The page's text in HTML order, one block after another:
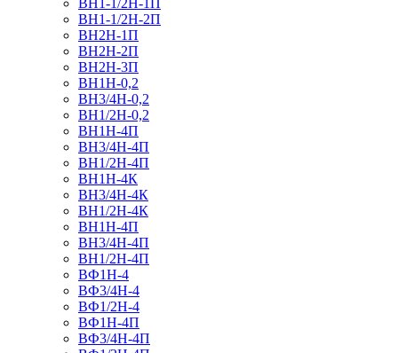
ВН1-1/2Н-2П
ВН2Н-1П
ВН2Н-2П
ВН2Н-3П
ВН1Н-0,2
ВН3/4Н-0,2
ВН1/2Н-0,2
ВН1Н-4П
ВН3/4Н-4П
ВН1/2Н-4П
ВН1Н-4К
ВН3/4Н-4К
ВН1/2Н-4К
ВН1Н-4П
ВН3/4Н-4П
ВН1/2Н-4П
ВФ1Н-4
ВФ3/4Н-4
ВФ1/2Н-4
ВФ1Н-4П
ВФ3/4Н-4П